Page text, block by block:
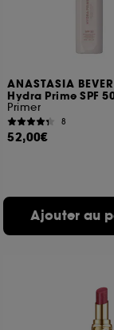
ANASTASIA
Hydra Prime SPF
Primer
8
52,00€
Ajouter au